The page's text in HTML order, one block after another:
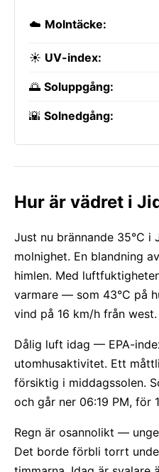
☁️ Molntäcke:
☀️ UV-index:
🌅 Soluppgång:
🌇 Solnedgång:
Hur är vädret i
Just nu brännande 35°C i
molnighet. En blandning
himlen. Med
varmare — som 43°C på
vind på 16 km/h från west.
Dålig luft idag — EPA-
utomhusaktivitet. Ett
försiktig i middagssolen.
och går ner 06:19 PM, för
Regn är osannolikt —
Det borde förbli torrt